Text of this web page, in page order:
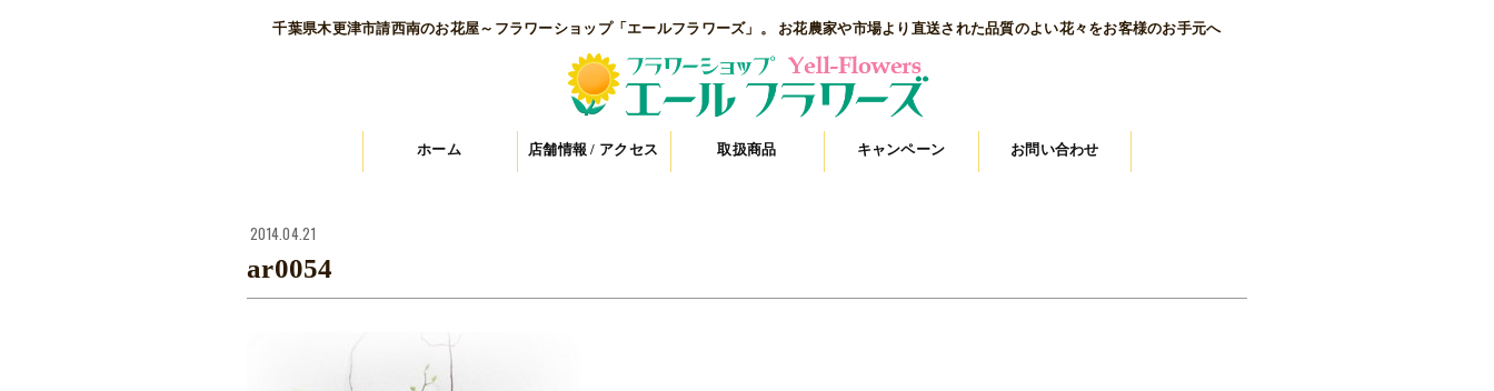
千葉県木更津市請西南のお花屋～フラワーショップ「エールフラワーズ」。 お花農家や市場より直送された品質のよい花々をお客様のお手元へ
ホーム 店舗情報 / アクセス 取扱商品 キャンペーン お問い合わせ
2014.04.21
ar0054